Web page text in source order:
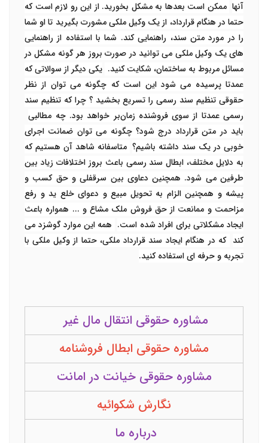
آنها ممکن است بعدها به مشکل بخورید. از این رو لازم است که
حتما در هنگام قرارداد، از یک وکیل ملکی مشورت بگیرید تا او شما
را در مورد متن سند، راهنمایی کند. شما با استفاده از راهنمایی
های یک وکیل ملکی می توانید در صورت بروز هر گونه مشکل در
مسائل مربوط به ساختمان، شکایت کنید. یکی دیگر از سوالاتی که
عمدتا پرسیده می شود این است که چگونه می توان از نظر
حقوقی تنظیم سند رسمی را تسریع بخشید ؟ چرا که تنظیم سند
رسمی عمدتا از سوی فروشنده زمان‌بر خواهد بود. چه مطالبی
باید در متن قرارداد درج شود؟ چگونه می توان ضمانت اجرای
خوبی در یک سند داشته باشیم؟ متاسفانه شاهد آن هستیم که
به دلایل مختلف، ابطال سند رسمی باعث بروز اختلافات زیاد بین
طرفین می شود. همچنین دعاوی بین سرقفلی و حق کسب و
پیشه و همچنین الزام به تحویل مبیع و دعوای خلع ید و رفع
مزاحمت و ممانعت از حق فروش ملک مشاع و ... همواره باعث
ایجاد مشکلاتی برای افراد شده است. همه این موارد گوشزد می
کند که در هنگام ایجاد سند قرارداد ملکی، حتما از وکیل ملکی با
تجربه و حرفه ای استفاده کنید.
مشاوره حقوقی انتقال مال غیر
مشاوره حقوقی ابطال فروشنامه
مشاوره حقوقی خیانت در امانت
نگارش شکوائیه
درباره ما